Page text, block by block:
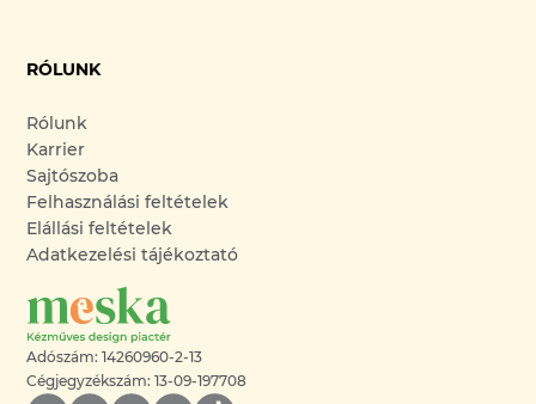
RÓLUNK
Rólunk
Karrier
Sajtószoba
Felhasználási feltételek
Elállási feltételek
Adatkezelési tájékoztató
Adószám: 14260960-2-13
Cégjegyzékszám: 13-09-197708